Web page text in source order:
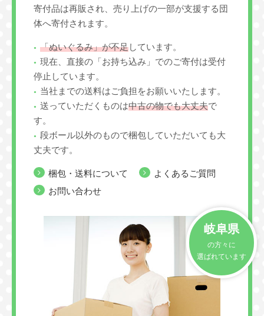
寄付品は再販され、売り上げの一部が支援する団
体へ寄付されます。
「ぬいぐるみ」が不足しています。
現在、直接の「お持ち込み」でのご寄付は受付
停止しています。
当社までの送料はご負担をお願いいたします。
送っていただくものは中古の物でも大丈夫で
す。
段ボール以外のもので梱包していただいても大
丈夫です。
梱包・送料について
よくあるご質問
お問い合わせ
岐阜県
の方々に
選ばれています